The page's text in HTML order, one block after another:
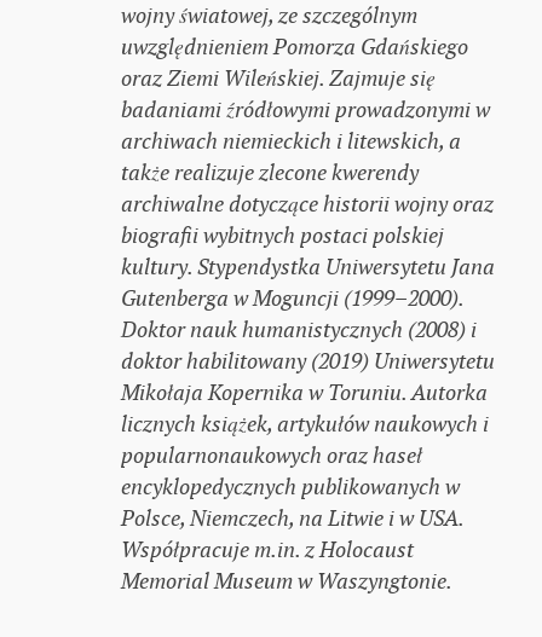
wojny światowej, ze szczególnym
uwzględnieniem Pomorza Gdańskiego
oraz Ziemi Wileńskiej. Zajmuje się
badaniami źródłowymi prowadzonymi w
archiwach niemieckich i litewskich, a
także realizuje zlecone kwerendy
archiwalne dotyczące historii wojny oraz
biografii wybitnych postaci polskiej
kultury. Stypendystka Uniwersytetu Jana
Gutenberga w Moguncji (1999–2000).
Doktor nauk humanistycznych (2008) i
doktor habilitowany (2019) Uniwersytetu
Mikołaja Kopernika w Toruniu. Autorka
licznych książek, artykułów naukowych i
popularnonaukowych oraz haseł
encyklopedycznych publikowanych w
Polsce, Niemczech, na Litwie i w USA.
Współpracuje m.in. z Holocaust
Memorial Museum w Waszyngtonie.